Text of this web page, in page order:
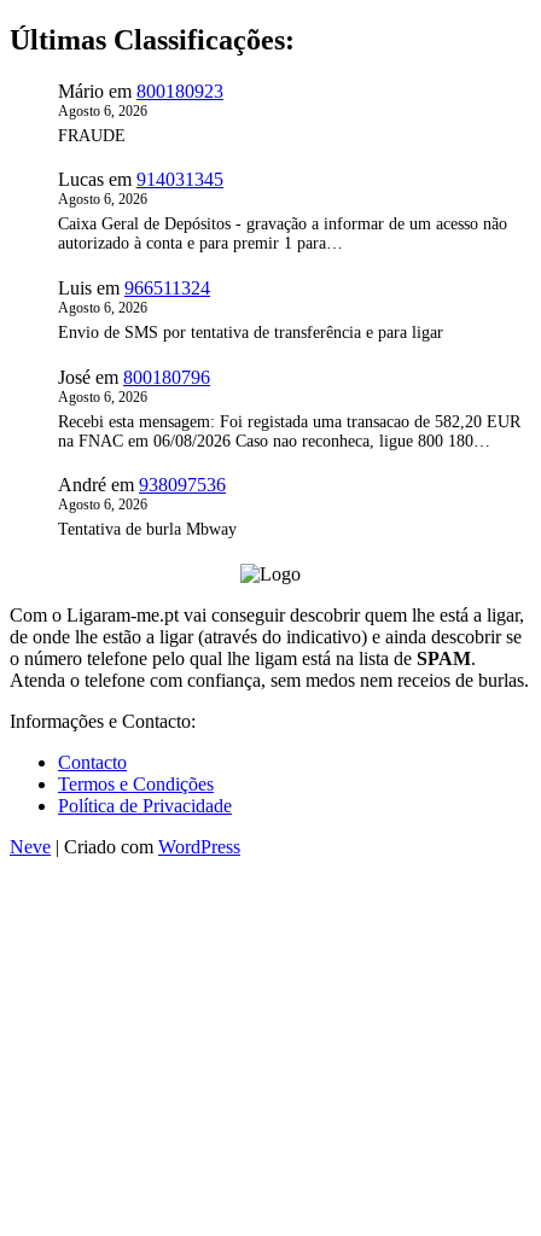
Últimas Classificações:
Mário em 800180923
Agosto 6, 2026
FRAUDE
Lucas em 914031345
Agosto 6, 2026
Caixa Geral de Depósitos - gravação a informar de um acesso não
autorizado à conta e para premir 1 para…
Luis em 966511324
Agosto 6, 2026
Envio de SMS por tentativa de transferência e para ligar
José em 800180796
Agosto 6, 2026
Recebi esta mensagem: Foi registada uma transacao de 582,20 EUR
na FNAC em 06/08/2026 Caso nao reconheca, ligue 800 180…
André em 938097536
Agosto 6, 2026
Tentativa de burla Mbway
Com o Ligaram-me.pt vai conseguir descobrir quem lhe está a ligar,
de onde lhe estão a ligar (através do indicativo) e ainda descobrir se
o número telefone pelo qual lhe ligam está na lista de SPAM.
Atenda o telefone com confiança, sem medos nem receios de burlas.
Informações e Contacto:
Contacto
Termos e Condições
Política de Privacidade
Neve | Criado com WordPress